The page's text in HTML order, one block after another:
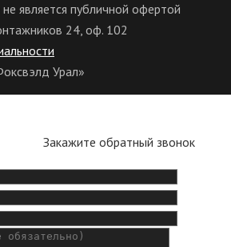
является публичной офертой
24, оф. 102
Урал»
Закажите обратный звонок